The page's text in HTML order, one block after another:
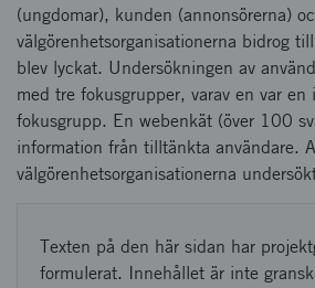
(ungdomar), kunden (annonsörerna)
välgörenhetsorganisationerna bidrog
blev lyckat. Undersökningen av
med tre fokusgrupper, varav en var en
fokusgrupp. En webenkät (över 100
information från tilltänkta användare.
välgörenhetsorganisationerna
Texten på den här sidan har
formulerat. Innehållet är inte